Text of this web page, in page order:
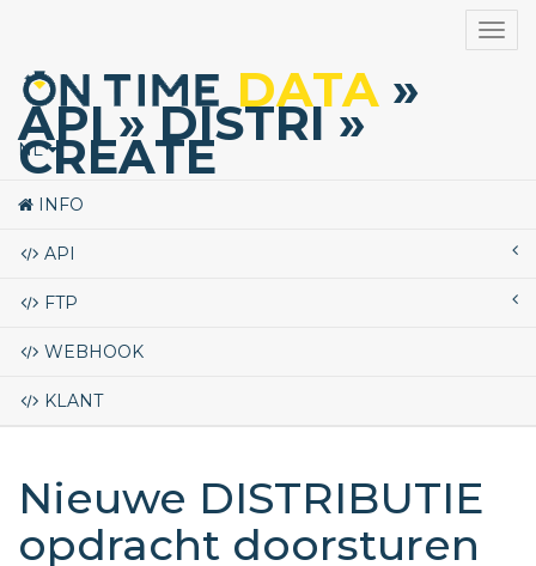
DATA »
API » DISTRI»
CREATE
NL
INFO
API
FTP
WEBHOOK
KLANT
Nieuwe DISTRIBUTIE
opdracht doorsturen